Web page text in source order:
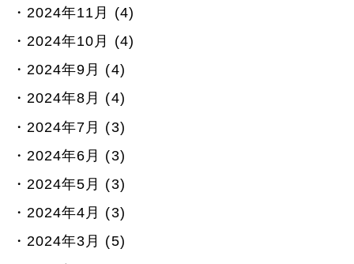
2024年11月 (4)
2024年10月 (4)
2024年9月 (4)
2024年8月 (4)
2024年7月 (3)
2024年6月 (3)
2024年5月 (3)
2024年4月 (3)
2024年3月 (5)